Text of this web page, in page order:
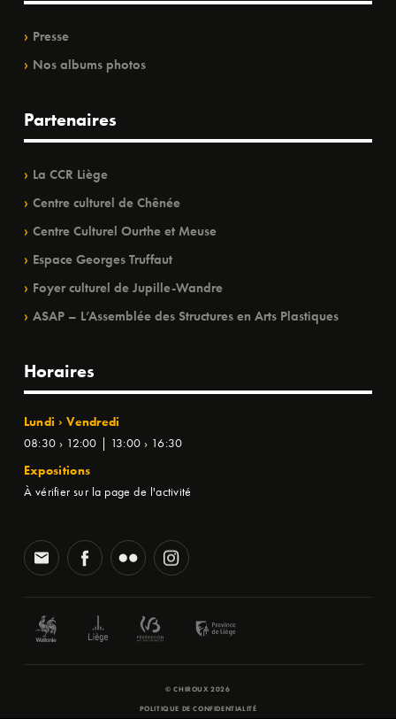
Presse
Nos albums photos
Partenaires
La CCR Liège
Centre culturel de Chênée
Centre Culturel Ourthe et Meuse
Espace Georges Truffaut
Foyer culturel de Jupille-Wandre
ASAP – L’Assemblée des Structures en Arts Plastiques
Horaires
Lundi › Vendredi
08:30 › 12:00 | 13:00 › 16:30
Expositions
À vérifier sur la page de l'activité
© CHIROUX 2026
POLITIQUE DE CONFIDENTIALITÉ